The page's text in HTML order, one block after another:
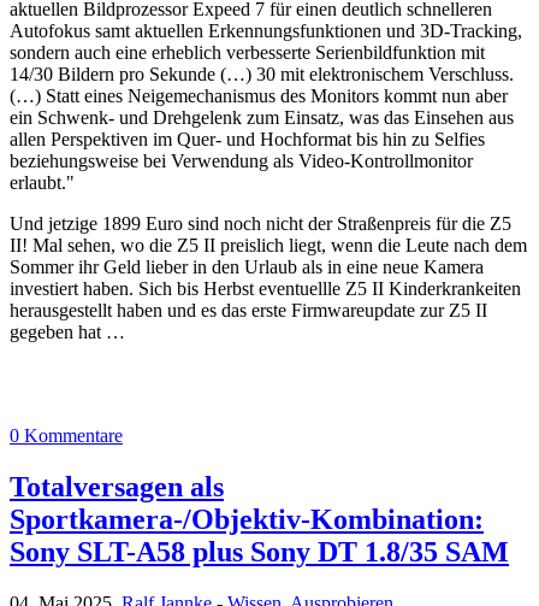
aktuellen Bildprozessor Expeed 7 für einen deutlich schnelleren
Autofokus samt aktuellen Erkennungsfunktionen und 3D-Tracking,
sondern auch eine erheblich verbesserte Serienbildfunktion mit
14/30 Bildern pro Sekunde (…) 30 mit elektronischem Verschluss.
(…) Statt eines Neigemechanismus des Monitors kommt nun aber
ein Schwenk- und Drehgelenk zum Einsatz, was das Einsehen aus
allen Perspektiven im Quer- und Hochformat bis hin zu Selfies
beziehungsweise bei Verwendung als Video-Kontrollmonitor
erlaubt."
Und jetzige 1899 Euro sind noch nicht der Straßenpreis für die Z5
II! Mal sehen, wo die Z5 II preislich liegt, wenn die Leute nach dem
Sommer ihr Geld lieber in den Urlaub als in eine neue Kamera
investiert haben. Sich bis Herbst eventuellle Z5 II Kinderkrankeiten
herausgestellt haben und es das erste Firmwareupdate zur Z5 II
gegeben hat …
0 Kommentare
Totalversagen als
Sportkamera-/Objektiv-Kombination:
Sony SLT-A58 plus Sony DT 1.8/35 SAM